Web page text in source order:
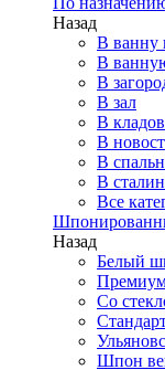
Назад
В ванну
В
В
В зал
В
В
В
В
Все
Назад
Белый
Со
Шпон